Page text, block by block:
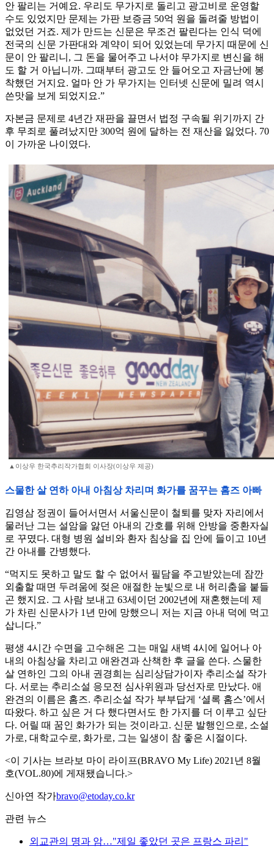
안 팔리는 거예요. 우리도 무가지로 돌리고 광고비로 운영할
수도 있었지만 문제는 가판 보증금 50억 원을 돌려줄 방법이
없었던 거죠. 제가 만드는 신문은 무조건 팔린다는 인식 덕에
전국의 신문 가판대와 계약이 되어 있었는데 무가지 때문에 신
문이 안 팔리니, 그 돈을 물어주고 나서야 무가지로 변신을 해
도 할 거 아닙니까. 그때부터 광고도 안 들어오고 자금난에 봉
착했던 거지요. 얼마 안 가 무가지는 인터넷 신문에 밀려 역시
쓴맛을 보게 되었지요.”
자본금 문제로 4년간 재판을 끌면서 법정 구속될 위기까지 간
후 무죄로 풀려났지만 300억 원에 달하는 전 재산을 잃었다. 70
이 가까운 나이였다.
▲이상우 한국추리작가협회 이사장(이상우 제공)
스물한 살 연하 아내 아침상 차리며 화가를 꿈꾸는 홈즈 아빠
김영삼 정권이 들어서면서 서울신문이 철퇴를 맞자 자리에서
물러난 그는 설암을 앓던 아내의 간호를 위해 안방을 중환자실
로 꾸몄다. 대형 병원 설비와 환자 침상을 집 안에 들이고 10년
간 아내를 간병했다.
“먹지도 못하고 말도 할 수 없어서 필담을 주고받았는데 잠깐
외출할 때면 두려움에 젖은 애절한 눈빛으로 내 허리춤을 붙들
곤 했지요. 그 사람 보내고 63세이던 2002년에 재혼했는데 제
가 차린 신문사가 1년 만에 망했으니 저는 지금 아내 덕에 먹고
삽니다.”
평생 4시간 수면을 고수해온 그는 매일 새벽 4시에 일어나 아
내의 아침상을 차리고 애완견과 산책한 후 글을 쓴다. 스물한
살 연하인 그의 아내 권경희는 심리상담가이자 추리소설 작가
다. 서로는 추리소설 응모전 심사위원과 당선자로 만났다. 애
완견의 이름은 홈즈. 추리소설 작가 부부답게 ‘셜록 홈스’에서
따왔다. 하고 싶은 거 다 했다면서도 한 가지를 더 이루고 싶단
다. 어릴 때 꿈인 화가가 되는 것이라고. 신문 발행인으로, 소설
가로, 대학교수로, 화가로, 그는 일생이 참 좋은 시절이다.
<이 기사는 브라보 마이 라이프(BRAVO My Life) 2021년 8월
호(VOL.80)에 게재됐습니다.>
신아연 작가bravo@etoday.co.kr
관련 뉴스
외교관의 명과 암…"제일 좋았던 곳은 프랑스 파리"